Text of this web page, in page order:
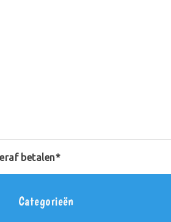
betalen*
Categorieën